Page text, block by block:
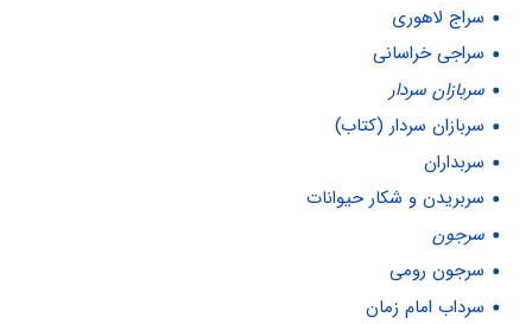
سراج لاهوری
سراجی خراسانی
سربازان سردار
سربازان سردار (کتاب)
سربداران
سربریدن و شكار حیوانات
سرجون
سرجون رومی
سرداب امام زمان